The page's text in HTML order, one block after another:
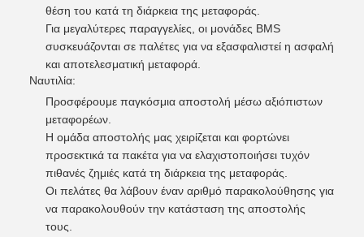
θέση του κατά τη διάρκεια της μεταφοράς.
Για μεγαλύτερες παραγγελίες, οι μονάδες BMS
συσκευάζονται σε παλέτες για να εξασφαλιστεί η ασφαλή
και αποτελεσματική μεταφορά.
Ναυτιλία:
Προσφέρουμε παγκόσμια αποστολή μέσω αξιόπιστων
μεταφορέων.
Η ομάδα αποστολής μας χειρίζεται και φορτώνει
προσεκτικά τα πακέτα για να ελαχιστοποιήσει τυχόν
πιθανές ζημιές κατά τη διάρκεια της μεταφοράς.
Οι πελάτες θα λάβουν έναν αριθμό παρακολούθησης για
να παρακολουθούν την κατάσταση της αποστολής
τους.